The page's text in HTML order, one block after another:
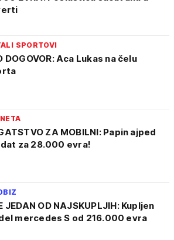
SPORTOVI
DOGOVOR: Aca Lukas na čelu
ZA MOBILNI: Papin ajped
za 28.000 evra!
JEDAN OD NAJSKUPLJIH: Kupljen
mercedes S od 216.000 evra